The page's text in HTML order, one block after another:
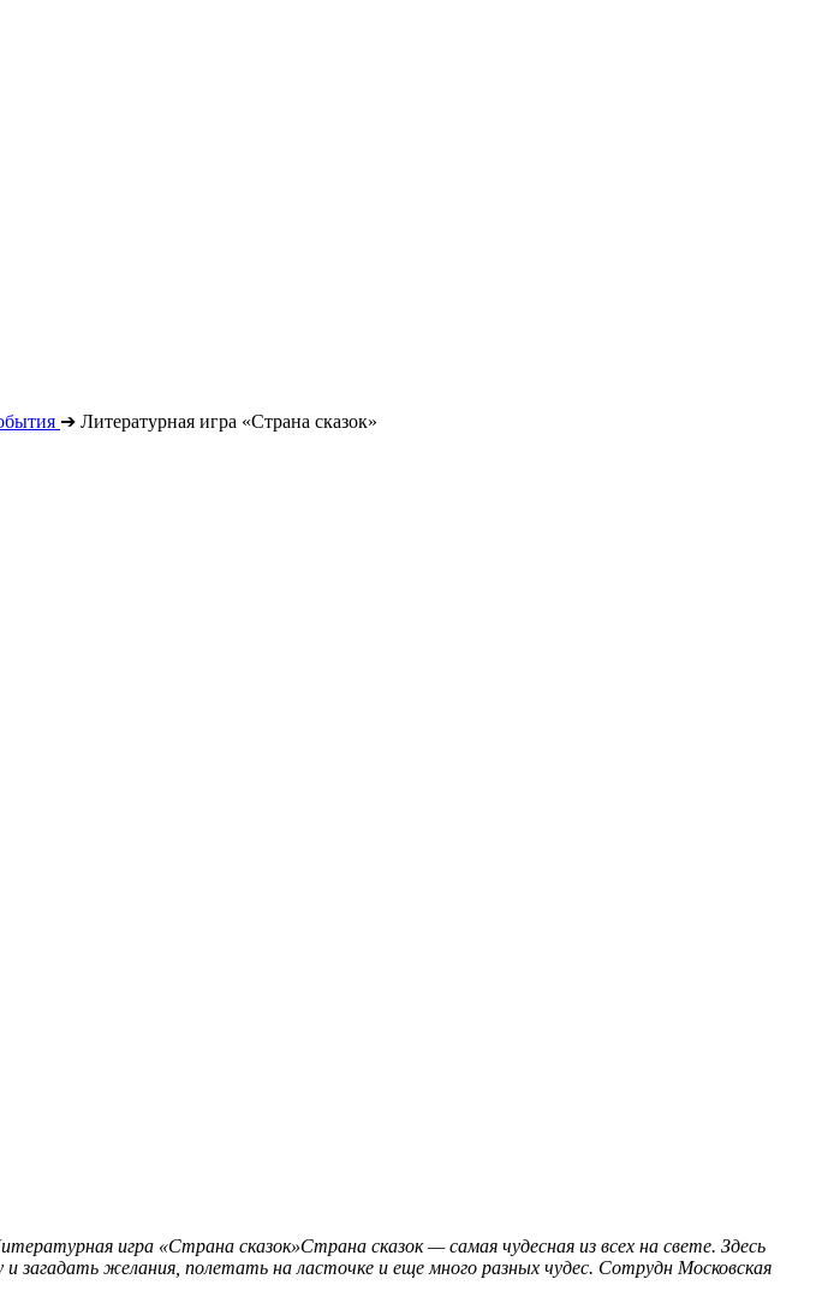
➔ Литературная игра «Страна сказок»
игра «Страна сказок»Страна сказок — самая чудесная из всех на свете. Здесь
желания, полетать на ласточке и еще много разных чудес. Сотрудн Московская